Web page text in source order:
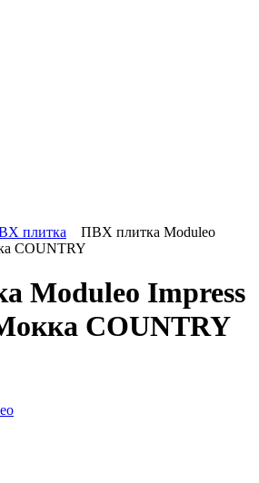
плитка
ПВХ плитка Moduleo
COUNTRY
Moduleo Impress
COUNTRY